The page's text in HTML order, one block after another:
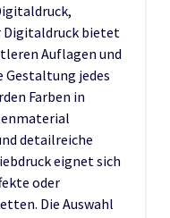
Digitaldruck bietet
Auflagen und
jedes
Farben in
detailreiche
eignet sich
oder
Die Auswahl